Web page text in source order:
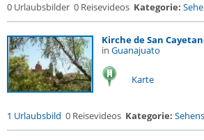
0 Urlaubsbilder 0 Reisevideos Kategorie:
Kirche de San
in Guanajuato
Karte
1 Urlaubsbild 0 Reisevideos Kategorie: